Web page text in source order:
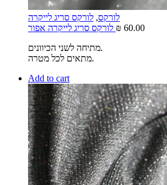
לורקס, לורקס סריג לייקרה
₪ 60.00
מתיחה לשני הכיוונים.
מתאים לכל מטרה.
Add to cart